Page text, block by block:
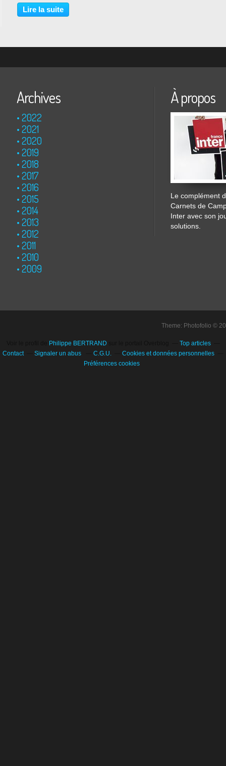
associative Globe21 regroupe 28
professionnels de la construction,
Lire la suite
Archives
2022
2021
2020
2019
2018
2017
2016
2015
2014
2013
2012
2011
2010
2009
À propos
Le complément
Carnets de
Inter avec son
solutions.
Theme: Photofolio ©
Philippe BERTRAND
Top articles
Contact
Signaler un abus C.G.U.
Cookies et données personnelles
Préférences cookies